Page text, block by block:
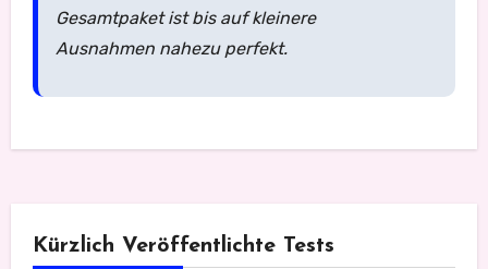
Gesamtpaket ist bis auf kleinere
Ausnahmen nahezu perfekt.
Kürzlich Veröffentlichte Tests